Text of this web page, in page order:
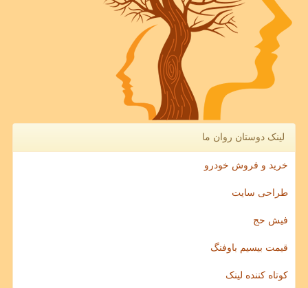
لینک دوستان روان ما
خرید و فروش خودرو
طراحی سایت
فیش حج
قیمت بیسیم باوفنگ
کوتاه کننده لینک